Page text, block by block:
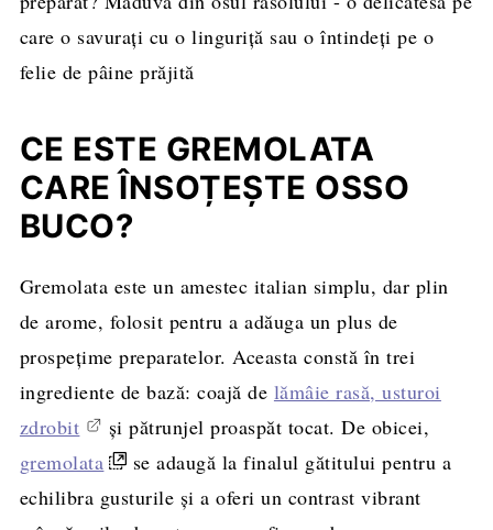
care o savurați cu o linguriță sau o întindeți pe o
felie de pâine prăjită
CE ESTE GREMOLATA
CARE ÎNSOȚEȘTE OSSO
BUCO?
Gremolata este un amestec italian simplu, dar plin
de arome, folosit pentru a adăuga un plus de
prospețime preparatelor. Aceasta constă în trei
ingrediente de bază: coajă de lămâie rasă, usturoi
zdrobit
și pătrunjel proaspăt tocat. De obicei,
gremolata
se adaugă la finalul gătitului pentru a
echilibra gusturile și a oferi un contrast vibrant